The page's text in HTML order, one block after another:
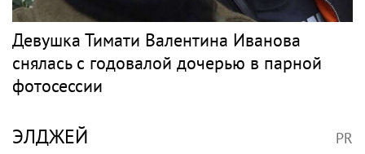
почему Наташа Королёва столкнулась с